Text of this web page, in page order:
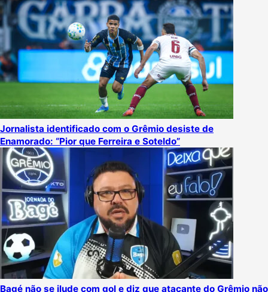
Jornalista identificado com o Grêmio desiste de
Enamorado: “Pior que Ferreira e Soteldo”
Bagé não se ilude com gol e diz que atacante do Grêmio não